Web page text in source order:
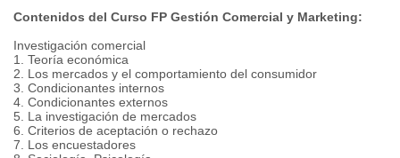
Contenidos del Curso FP Gestión Comercial y Marketing:
Investigación comercial
1. Teoría económica
2. Los mercados y el comportamiento del consumidor
3. Condicionantes internos
4. Condicionantes externos
5. La investigación de mercados
6. Criterios de aceptación o rechazo
7. Los encuestadores